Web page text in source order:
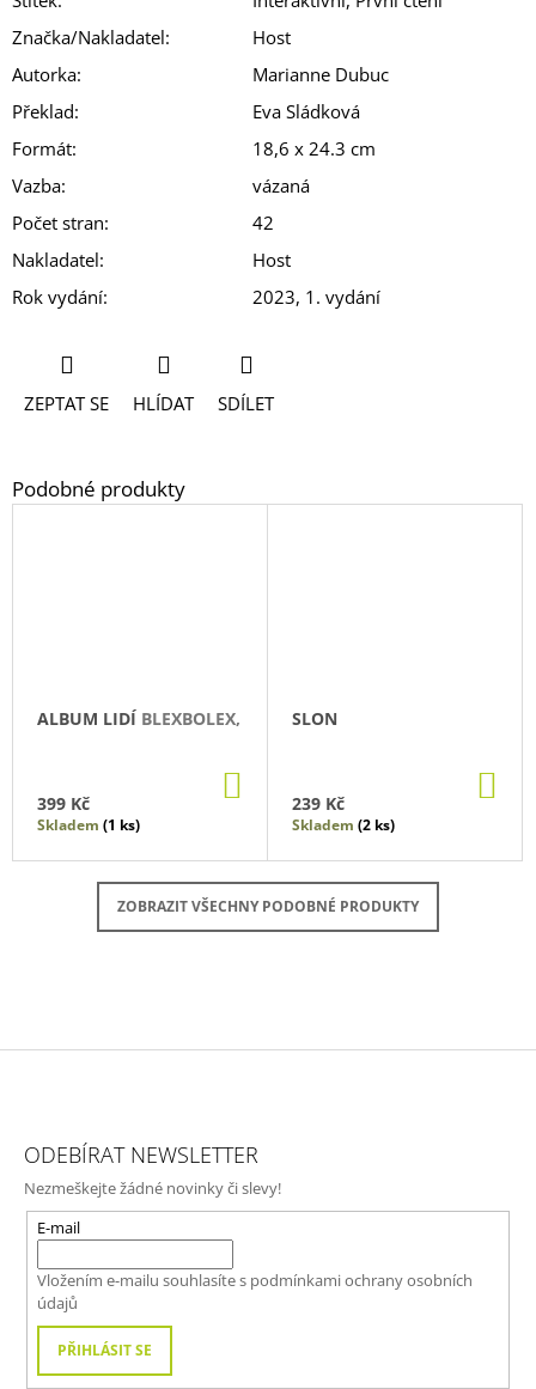
Značka/Nakladatel:
Host
Autorka:
Marianne Dubuc
Překlad:
Eva Sládková
Formát:
18,6 x 24.3 cm
Vazba:
vázaná
Počet stran:
42
Nakladatel:
Host
Rok vydání: 2023, 1. vydání
ZEPTAT SE HLÍDAT SDÍLET
ALBUM LIDÍ BLEXBOLEX,
399 Kč KOŠÍKU
Skladem (1 ks)
SLON
239 Kč
Skladem (2 ks)
ZOBRAZIT VŠECHNY PODOBNÉ PRODUKTY
ODEBÍRAT NEWSLETTER
Nezmeškejte žádné novinky či slevy!
E-mail
Vložením e-mailu souhlasíte s podmínkami ochrany osobních
údajů
PŘIHLÁSIT SE